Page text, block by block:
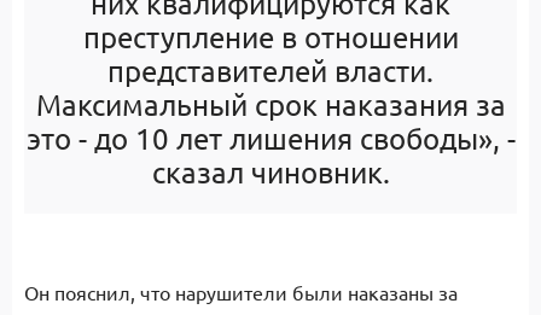
преступление в отношении
представителей власти.
Максимальный срок наказания за
это - до 10 лет лишения свободы», -
сказал чиновник.
Он пояснил, что нарушители были наказаны за